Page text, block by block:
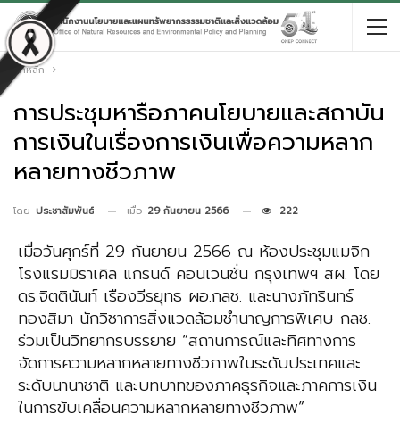
หน้าหลัก
การประชุมหารือภาคนโยบายและสถาบัน
การเงินในเรื่องการเงินเพื่อความหลาก
หลายทางชีวภาพ
โดย ประชาสัมพันธ์ เมื่อ 29 กันยายน 2566 222
เมื่อวันศุกร์ที่ 29 กันยายน 2566 ณ ห้องประชุมแมจิก
โรงแรมมิราเคิล แกรนด์ คอนเวนชั่น กรุงเทพฯ สผ. โดย
ดร.จิตตินันท์ เรืองวีรยุทธ ผอ.กลช. และนางภัทรินทร์
ทองสิมา นักวิชาการสิ่งแวดล้อมชำนาญการพิเศษ กลช.
ร่วมเป็นวิทยากรบรรยาย “สถานการณ์และทิศทางการ
จัดการความหลากหลายทางชีวภาพในระดับประเทศและ
ระดับนานาชาติ และบทบาทของภาคธุรกิจและภาคการเงิน
ในการขับเคลื่อนความหลากหลายทางชีวภาพ”